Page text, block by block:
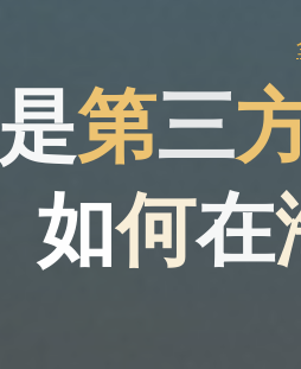
是第三
如何
何在